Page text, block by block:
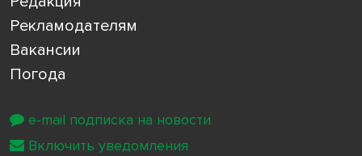
Рекламодателям
Вакансии
Погода
e-mail подписка на новости
Включить уведомления